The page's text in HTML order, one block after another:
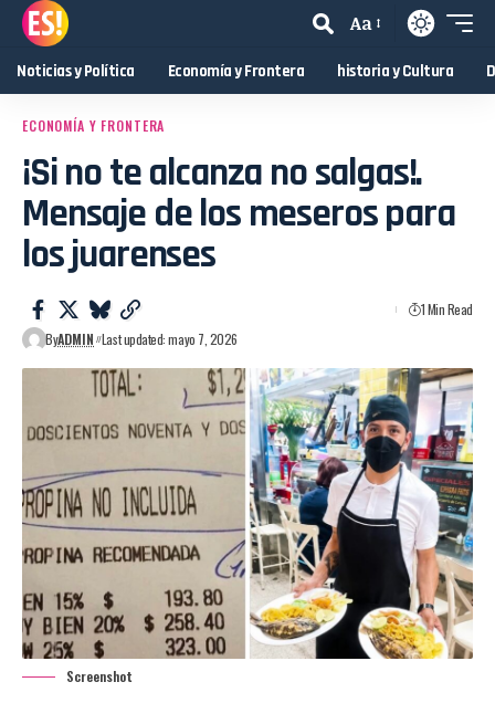
Aa
Noticias y Política Economía y Frontera historia y Cultura
ECONOMÍA Y FRONTERA
¡Si no te alcanza no salgas!.
Mensaje de los meseros para
los juarenses
ByADMIN Last updated: mayo 7, 2026
1 Min Read
Screenshot